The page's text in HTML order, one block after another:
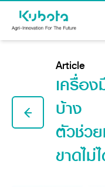
PRODUCTS
PROMOTION
Article
เครื่อ
บ้าง
ตัวช่ว
ขาดไม่